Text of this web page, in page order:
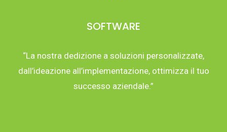
SOFTWARE
“La nostra dedizione a soluzioni personalizzate,
dall’ideazione all’implementazione, ottimizza il tuo
successo aziendale.”